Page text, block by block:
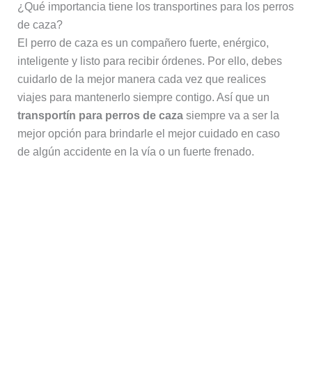
¿Qué importancia tiene los transportines para los perros
de caza?
El perro de caza es un compañero fuerte, enérgico,
inteligente y listo para recibir órdenes. Por ello, debes
cuidarlo de la mejor manera cada vez que realices
viajes para mantenerlo siempre contigo. Así que un
transportín para perros de cazasiempre va a ser la
mejor opción para brindarle el mejor cuidado en caso
de algún accidente en la vía o un fuerte frenado.